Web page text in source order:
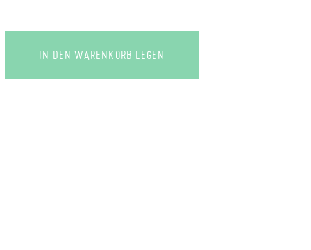
IN DEN WARENKORB LEGEN